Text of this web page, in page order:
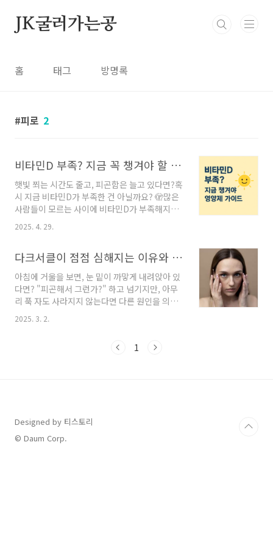
JK굴러가는공
홈 태그 방명록
피로 2
비타민D 부족? 지금 꼭 챙겨야 할 영양제 가이드, 추천
햇빛 쬐는 시간도 줄고, 피곤함은 늘고 있다면?혹
시 지금 비타민D가 부족한 건 아닐까요? 🫣많은
사람들이 모르는 사이에 비타민D가 부족해지고
있어요.오늘은 비타민D가 왜 중요한지, 부족하면
어떤 증상이 생기는지,그리고 어떤 영양제를 어
하는 중요한 역할비타민D는 사실 비타민이라기
보다 호르몬에 가까운 영양소예요.가장 큰 역할
은 칼슘 흡수를 도와 뼈 건강을 지키는 것이죠! 🦴
면역력 강화 🛡️우울감 완화 😊심장 질환 예방 ❤️
인지 기능 유지 🧠부족하면 나타나는 증상비타민
D가 부족해지면 우리 몸은 다양한 신호를 보내
곤하고 무기력함 😩감기에 잘 걸림 🤧뼈나 근육
2025. 4. 29.
다크서클이 점점 심해지는 이유와 효과적으로 없애는 방법
아침에 거울을 보면, 눈 밑이 까맣게 내려앉아 있
다면? "피곤해서 그런가?" 하고 넘기지만, 아무
리 푹 자도 사라지지 않는다면 다른 원인을 의심
해야 합니다. 사실 다크서클은 단순히 피로 때문
이 아니라 신체적인 요인이나 건강 문제가 원인
이유와 효과적인 완화 방법을 알려드릴게요!1.
질: 눈 밑을 따뜻하게 해주면 혈액순환이 좋아집
니다.🥜 오메가3 & 비타민E 섭취: 혈액순환을 돕
2025. 3. 2.
1
Designed by 티스토리
© Daum Corp.